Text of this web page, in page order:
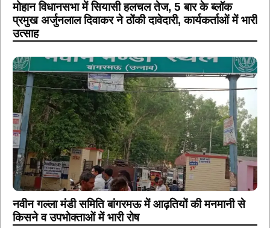
मोहान विधानसभा में सियासी हलचल तेज, 5 बार के ब्लॉक
प्रमुख अर्जुनलाल दिवाकर ने ठोंकी दावेदारी, कार्यकर्ताओं में भारी
उत्साह
नवीन गल्ला मंडी समिति बांगरमऊ में आढ़तियों की मनमानी से
किसने व उपभोक्ताओं में भारी रोष